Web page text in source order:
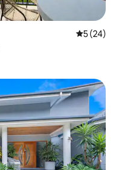
Penarafan
5 (24)